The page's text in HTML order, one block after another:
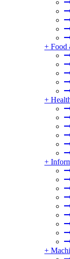
+ Food
+
+
+